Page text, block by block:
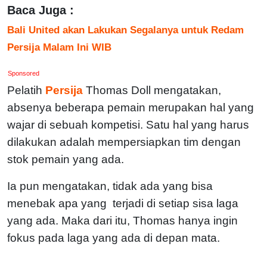
Baca Juga :
Bali United akan Lakukan Segalanya untuk Redam
Persija Malam Ini WIB
Sponsored
Pelatih Persija Thomas Doll mengatakan,
absenya beberapa pemain merupakan hal yang
wajar di sebuah kompetisi. Satu hal yang harus
dilakukan adalah mempersiapkan tim dengan
stok pemain yang ada.
Ia pun mengatakan, tidak ada yang bisa
menebak apa yang terjadi di setiap sisa laga
yang ada. Maka dari itu, Thomas hanya ingin
fokus pada laga yang ada di depan mata.